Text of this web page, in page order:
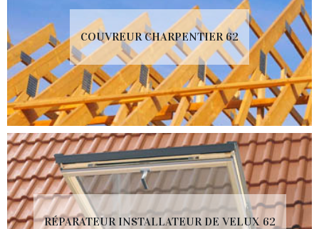
COUVREUR CHARPENTIER 62
RÉPARATEUR INSTALLATEUR DE VELUX 62